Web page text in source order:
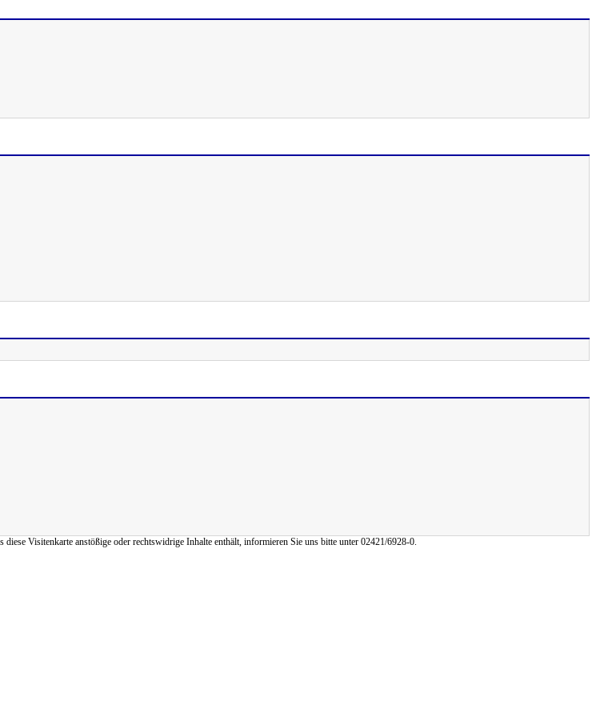
Visitenkarte anstößige oder rechtswidrige Inhalte enthält, informieren Sie uns bitte unter 02421/6928-0.